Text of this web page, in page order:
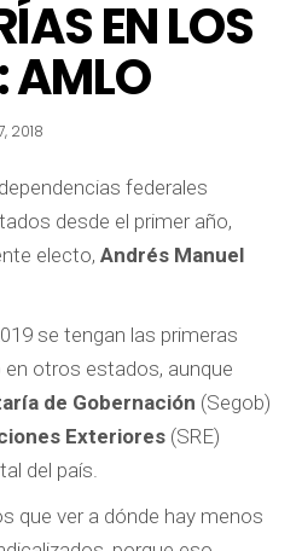
EN LOS
AMLO
2018
federales
desde el primer año,
electo, Andrés Manuel
se tengan las primeras
otros estados, aunque
de Gobernación (Segob)
Exteriores (SRE)
del país.
que ver a dónde hay menos